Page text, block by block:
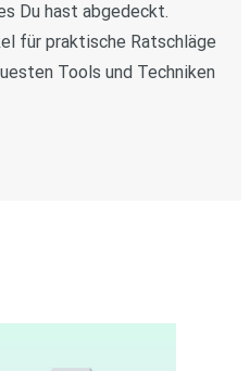
Du hast abgedeckt.
für praktische Ratschläge
Tools und Techniken